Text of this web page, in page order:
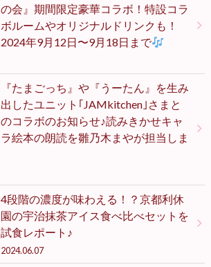
の会』期間限定豪華コラボ！特設コラ
ボルームやオリジナルドリンクも！
2024年9月12日〜9月18日まで
『たまごっち』や『うーたん』を生み
出したユニット｢JAMkitchen｣さまと
のコラボのお知らせ♪読みきかせキャ
ラ絵本の朗読を雛乃木まやが担当しま
4段階の濃度が味わえる！？京都利休
園の宇治抹茶アイス食べ比べセットを
試食レポート♪
2024.06.07